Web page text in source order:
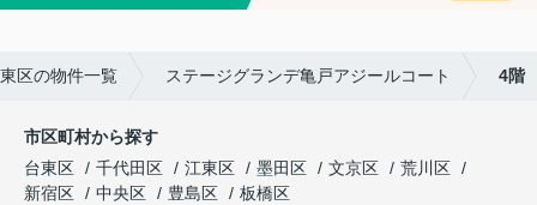
区の物件一覧 ステージグランデ亀戸アジールコート 4階
市区町村から探す
台東区
千代田区 江東区 墨田区 文京区
荒川区
新宿区
中央区 豊島区
板橋区